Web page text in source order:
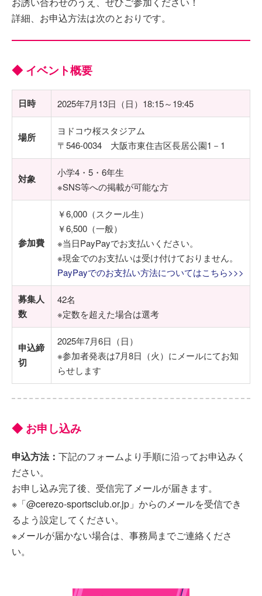
詳細、お申込方法は次のとおりです。
◆ イベント概要
日時 2025年7月13日（日）18:15～19:45
場所
ヨドコウ桜スタジアム
〒546-0034 大阪市東住吉区長居公園1－1
対象
小学4・5・6年生
※SNS等への掲載が可能な方
参加費
￥6,000（スクール生）
￥6,500（一般）
※当日PayPayでお支払いください。
※現金でのお支払いは受け付けておりません。
PayPayでのお支払い方法についてはこちら>>>
募集人
数
42名
※定数を超えた場合は選考
申込締
切
2025年7月6日（日）
※参加者発表は7月8日（火）にメールにてお知
らせします
◆ お申し込み
申込方法： 下記のフォームより手順に沿ってお申込みく
ださい。
お申し込み完了後、受信完了メールが届きます。
※「@cerezo-sportsclub.or.jp」からのメールを受信でき
るよう設定してください。
※メールが届かない場合は、事務局までご連絡くださ
い。